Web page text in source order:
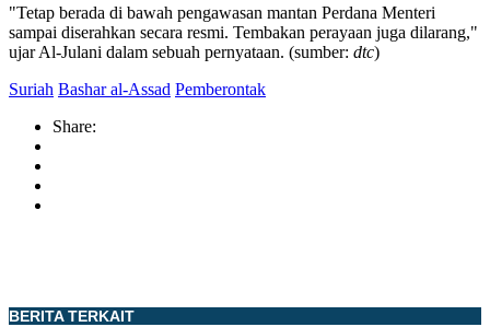
"Tetap berada di bawah pengawasan mantan Perdana Menteri
sampai diserahkan secara resmi. Tembakan perayaan juga dilarang,"
ujar Al-Julani dalam sebuah pernyataan. (sumber: dtc)
Suriah Bashar al-Assad Pemberontak
Share:
BERITA TERKAIT